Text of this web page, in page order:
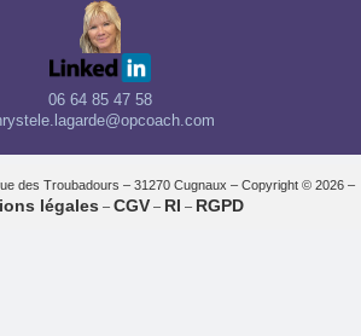
06 64 85 47 58
des Troubadours – 31270 Cugnaux – Copyright © 2026 –
légales – CGV– RI – RGPD